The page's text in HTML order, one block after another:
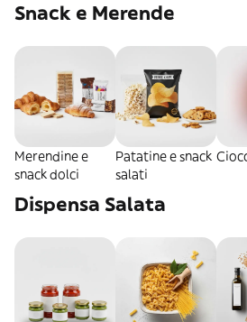
Snack e Merende
Merendine e
snack dolci
Patatine e snack
salati
Dispensa Salata